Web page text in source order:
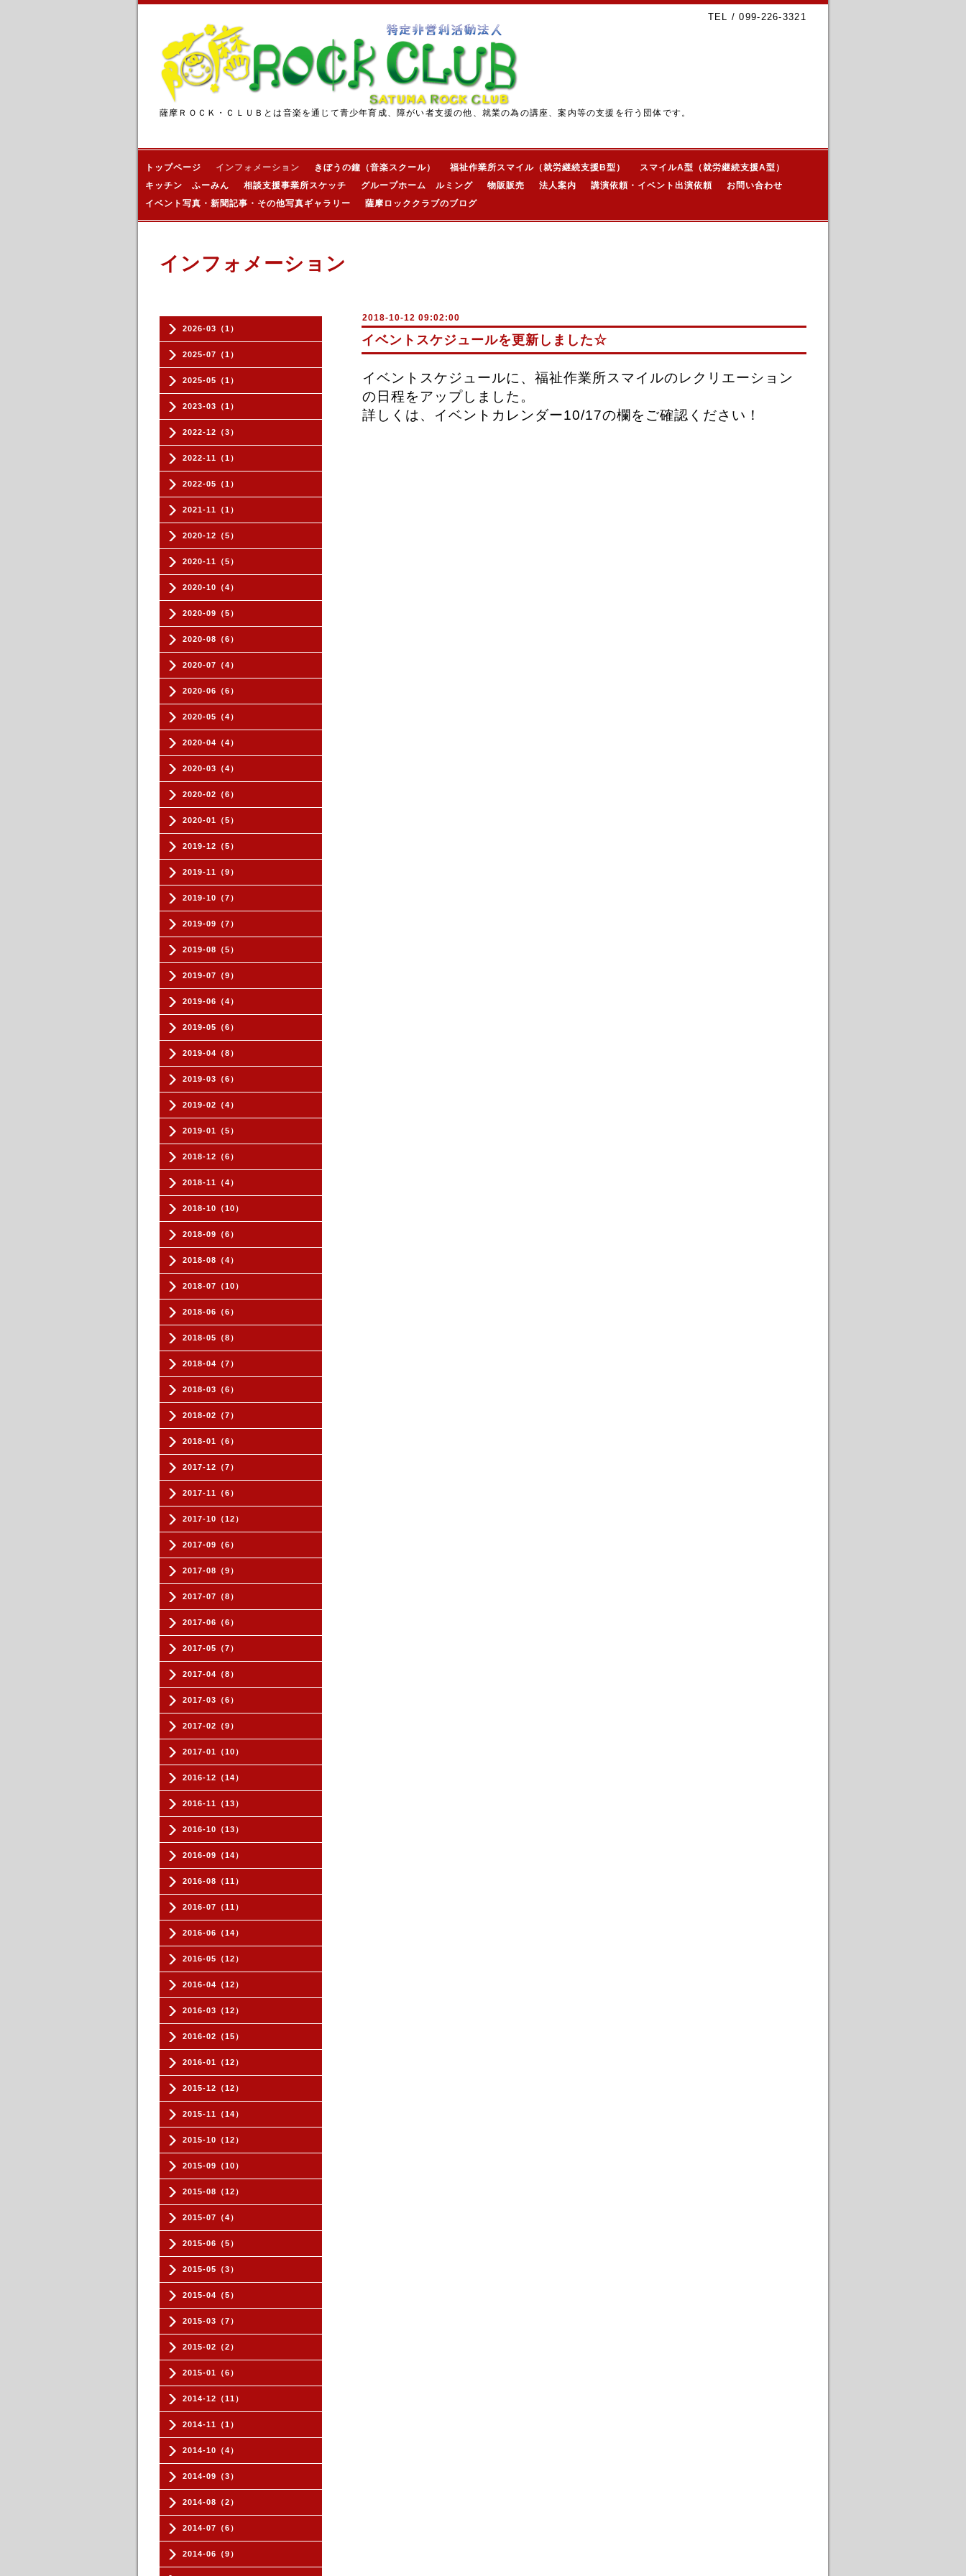
TEL / 099-226-3321
薩摩ＲＯＣＫ・ＣＬＵＢとは音楽を通じて青少年育成、障がい者支援の他、就業の為の講座、案内等の支援を行う団体です。
トップページ インフォメーション きぼうの鐘（音楽スクール） 福祉作業所スマイル（就労継続支援B型）
スマイルA型（就労継続支援A型）
キッチン ふーみん
相談支援事業所スケッチ グループホーム ルミング 物販販売 法人案内 講演依頼・イベント出演依頼
お問い合わせ
イベント写真・新聞記事・その他写真ギャラリー
薩摩ロッククラブのブログ
2026-03（1）
2025-07（1）
2025-05（1）
2023-03（1）
2022-12（3）
2022-11（1）
2022-05（1）
2021-11（1）
2020-12（5）
2020-11（5）
2020-10（4）
2020-09（5）
2020-08（6）
2020-07（4）
2020-06（6）
2020-05（4）
2020-04（4）
2020-03（4）
2020-02（6）
2020-01（5）
2019-12（5）
2019-11（9）
2019-10（7）
2019-09（7）
2019-08（5）
2019-07（9）
2019-06（4）
2019-05（6）
2019-04（8）
2019-03（6）
2019-02（4）
2019-01（5）
2018-12（6）
2018-11（4）
2018-10（10）
2018-09（6）
2018-08（4）
2018-07（10）
2018-06（6）
2018-05（8）
2018-04（7）
2018-03（6）
2018-02（7）
2018-01（6）
2017-12（7）
2017-11（6）
2017-10（12）
2017-09（6）
2017-08（9）
2017-07（8）
2017-06（6）
2017-05（7）
2017-04（8）
2017-03（6）
2017-02（9）
2017-01（10）
2016-12（14）
2016-11（13）
2016-10（13）
2016-09（14）
2016-08（11）
2016-07（11）
2016-06（14）
2016-05（12）
2016-04（12）
2016-03（12）
2016-02（15）
2016-01（12）
2015-12（12）
2015-11（14）
2015-10（12）
2015-09（10）
2015-08（12）
2015-07（4）
2015-06（5）
2015-05（3）
2015-04（5）
2015-03（7）
2015-02（2）
2015-01（6）
2014-12（11）
2014-11（1）
2014-10（4）
2014-09（3）
2014-08（2）
2014-07（6）
2014-06（9）
インフォメーション
2018-10-12 09:02:00
イベントスケジュールを更新しました☆
イベントスケジュールに、福祉作業所スマイルのレクリエーション
の日程をアップしました。
詳しくは、イベントカレンダー10/17の欄をご確認ください！